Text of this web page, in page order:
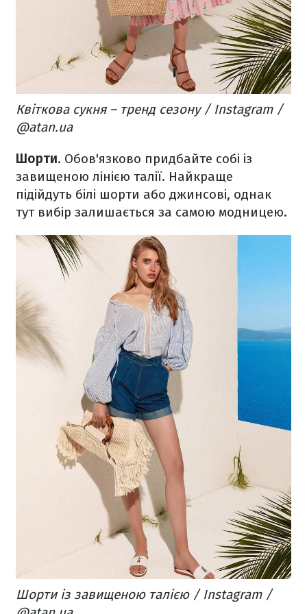
Квіткова сукня – тренд сезону / Instagram /
@atan.ua
Шорти. Обов'язково придбайте собі із
завищеною лінією талії. Найкраще
підійдуть білі шорти або джинсові, однак
тут вибір залишається за самою модницею.
Шорти із завищеною талією / Instagram /